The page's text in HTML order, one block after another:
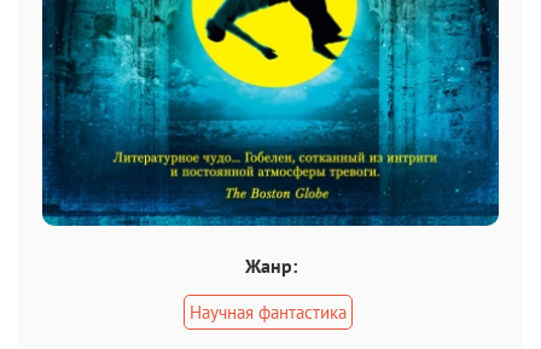
Жанр:
Научная фантастика